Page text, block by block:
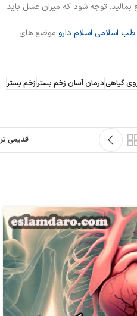
توجه شود که میزان عسل باید
طب اسلامی اسلام دارو موضع های
گیاهیدرمان آسان زخم بسترزخم بستر
قدیمی تر